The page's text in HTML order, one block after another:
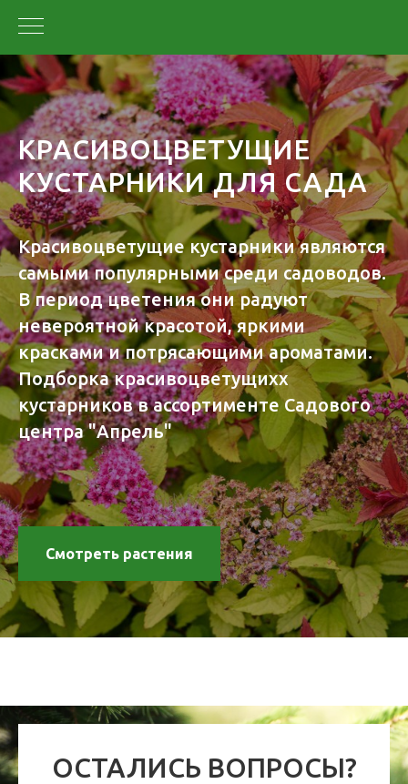
КРАСИВОЦВЕТУЩИЕ
КУСТАРНИКИ ДЛЯ САДА
Красивоцветущие кустарники являются
самыми популярными среди садоводов.
В период цветения они радуют
невероятной красотой, яркими
красками и потрясающими ароматами.
Подборка красивоцветущихх
кустарников в ассортименте Садового
центра "Апрель"
Смотреть растения
ОСТАЛИСЬ ВОПРОСЫ?